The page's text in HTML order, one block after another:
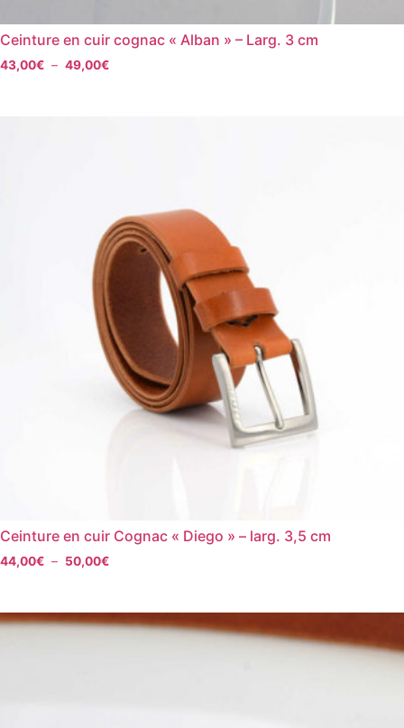
Ceinture en cuir cognac « Alban » – Larg. 3 cm
43,00€ – 49,00€
Ceinture en cuir Cognac « Diego » – larg. 3,5 cm
44,00€ – 50,00€